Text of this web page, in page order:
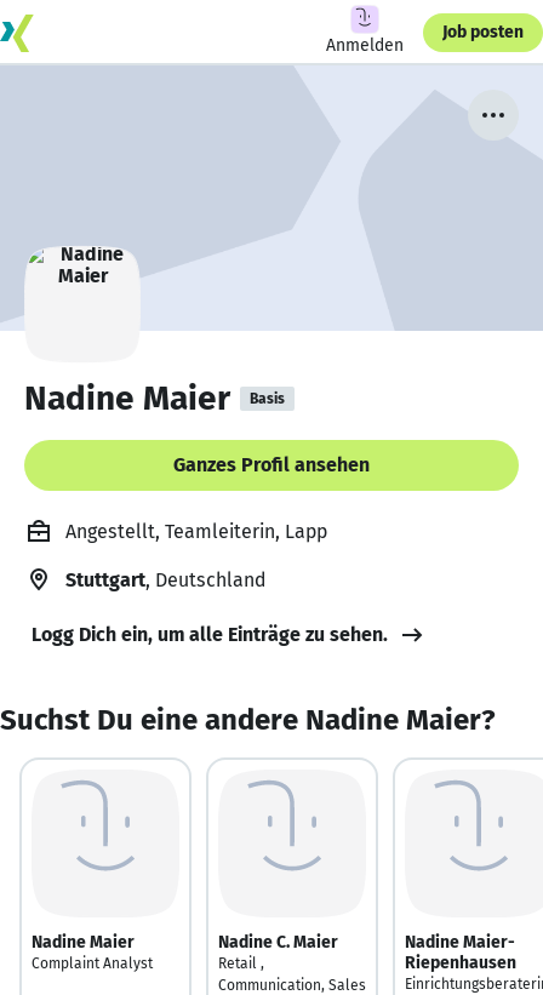
Anmelden
Job posten
Nadine Maier Basis
Ganzes Profil ansehen
Angestellt, Teamleiterin, Lapp
Stuttgart, Deutschland
Logg Dich ein, um alle Einträge zu sehen.
Suchst Du eine andere Nadine Maier?
Nadine Maier
Complaint Analyst
Nadine C. Maier
Retail ,
Communication, Sales
Nadine Maier-
Riepenhausen